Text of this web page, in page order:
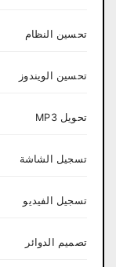
تحسين النظام
تحسين الويندوز
تحويل MP3
تسجيل الشاشة
تسجيل الفيديو
تصميم الدوائر